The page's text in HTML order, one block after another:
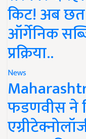
किट! अब छत
ऑर्गेनिक
प्रक्रिया..
News
फडणवीस ने